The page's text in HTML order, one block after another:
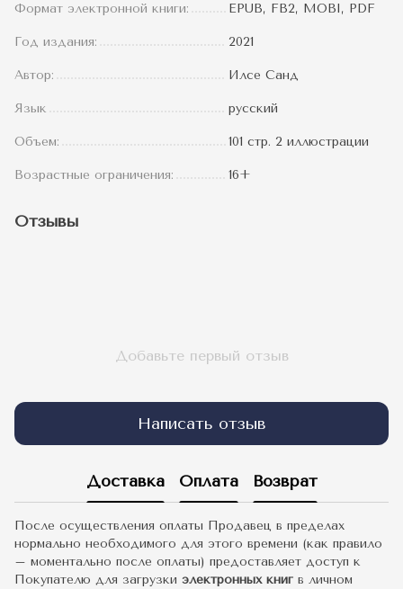
Формат электронной книги: EPUB, FB2, MOBI, PDF
Год издания: 2021
Автор: Илсе Санд
Язык русский
Объем: 101 стр. 2 иллюстрации
Возрастные ограничения: 16+
Отзывы
Добавьте первый отзыв
Написать отзыв
Доставка Оплата Возврат
После осуществления оплаты Продавец в пределах
нормально необходимого для этого времени (как правило
– моментально после оплаты) предоставляет доступ к
Покупателю для загрузки электронных книг в личном